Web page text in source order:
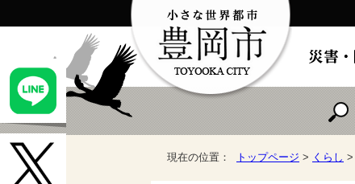
現在の位置： トップページ > くらし >